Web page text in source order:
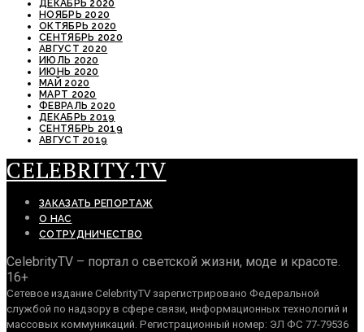
ДЕКАБРЬ 2020
НОЯБРЬ 2020
ОКТЯБРЬ 2020
СЕНТЯБРЬ 2020
АВГУСТ 2020
ИЮЛЬ 2020
ИЮНЬ 2020
МАЙ 2020
МАРТ 2020
ФЕВРАЛЬ 2020
ДЕКАБРЬ 2019
СЕНТЯБРЬ 2019
АВГУСТ 2019
CELEBRITY.TV
ЗАКАЗАТЬ РЕПОРТАЖ
О НАС
СОТРУДНИЧЕСТВО
CelebrityTV – портал о светской жизни, моде и красоте.
16+
Сетевое издание CelebrityTV зарегистрировано Федеральной
службой по надзору в сфере связи, информационных технологий и
массовых коммуникаций. Регистрационный номер: ЭЛ ФС 77-79536